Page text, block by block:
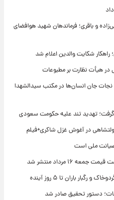
و باقری؛ فرماندهان شهید هوافضای
شکایت والدین اعلام شد
در هیأت نظارت بر مطبوعات
نجات جان انسان‌ها در مکتب سیدالشهدا
گرفت؛ تهدید تند علیه حکومت سعودی
در آغوش غزل شاکری+فیلم
صیانت ملی است
۱۶ مرداد منتشر شد
باران تا ۵ روز آینده
دستور تحقیق صادر شد